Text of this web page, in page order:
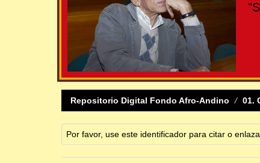
Repositorio Digital Fondo Afro-Andino 01.
Por favor, use este identificador para citar o